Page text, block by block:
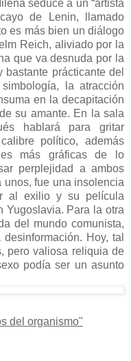
seduce a un “artista
de Lenin, llamado
es más bien un diálogo
Reich, aliviado por la
que va desnuda por la
prácticante del
la atracción
en la decapitación
su amante. En la sala
hablará para gritar
político, además
más gráficas de lo
perplejidad a ambos
unos, fue una insolencia
al exilio y su película
Yugoslavia. Para la otra
del mundo comunista,
Hoy, tal
pero valiosa reliquia de
podía ser un asunto
del organismo"